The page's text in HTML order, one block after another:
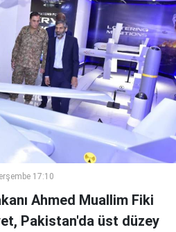
17:10
Ahmed Muallim Fiki
Pakistan'da üst düzey